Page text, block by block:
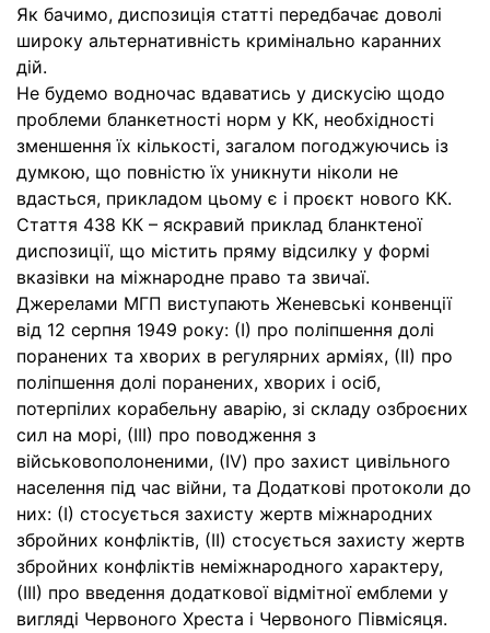
Як бачимо, диспозиція статті передбачає доволі
широку альтернативність кримінально каранних
дій.
Не будемо водночас вдаватись у дискусію щодо
проблеми бланкетності норм у КК, необхідності
зменшення їх кількості, загалом погоджуючись із
думкою, що повністю їх уникнути ніколи не
вдасться, прикладом цьому є і проєкт нового КК.
Стаття 438 КК – яскравий приклад бланктеної
диспозиції, що містить пряму відсилку у формі
вказівки на міжнародне право та звичаї.
Джерелами МГП виступають Женевські конвенції
від 12 серпня 1949 року: (І) про поліпшення долі
поранених та хворих в регулярних арміях, (ІІ) про
поліпшення долі поранених, хворих і осіб,
потерпілих корабельну аварію, зі складу озброєних
сил на морі, (ІІІ) про поводження з
військовополоненими, (ІV) про захист цивільного
населення під час війни, та Додаткові протоколи до
них: (І) стосується захисту жертв міжнародних
збройних конфліктів, (ІІ) стосується захисту жертв
збройних конфліктів неміжнародного характеру,
(ІІІ) про введення додаткової відмітної емблеми у
вигляді Червоного Хреста і Червоного Півмісяця.